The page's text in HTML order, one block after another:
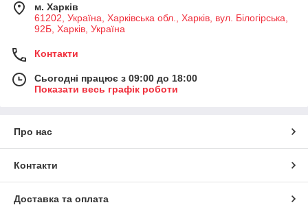
м. Харків
61202, Україна, Харківська обл., Харків, вул. Білогірська,
92Б, Харків, Україна
Контакти
Сьогодні працює з 09:00 до 18:00
Показати весь графік роботи
Про нас
Контакти
Доставка та оплата